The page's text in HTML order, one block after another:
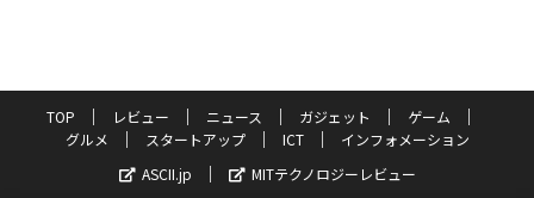
TOP レビュー ニュース ガジェット
ゲーム
グルメ
スタートアップ ICT
インフォメーション
ASCII.jp
MITテクノロジーレビュー